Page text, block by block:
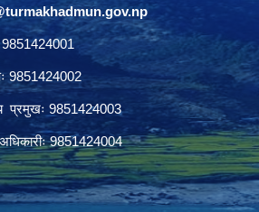
9851424001
9851424002
प्रमुखः 9851424003
9851424004